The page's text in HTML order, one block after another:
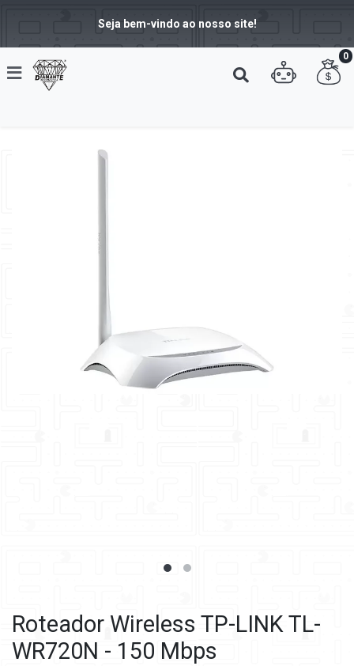
Seja bem-vindo ao nosso site!
0
Roteador Wireless TP-LINK TL-
WR720N - 150 Mbps